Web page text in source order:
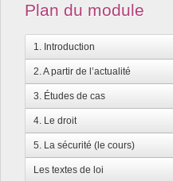
Plan du module
1. Introduction
2. A partir de l’actualité
3. Études de cas
4. Le droit
5. La sécurité (le cours)
Les textes de loi